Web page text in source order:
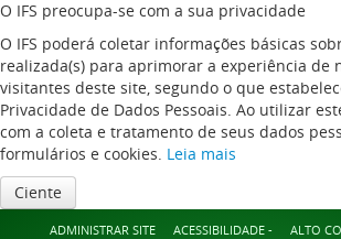
O IFS preocupa-se com a sua privacidade
O IFS poderá coletar informações básicas
realizada(s) para aprimorar a experiência de
visitantes deste site, segundo o que
Privacidade de Dados Pessoais. Ao utilizar
com a coleta e tratamento de seus dados
formulários e cookies. Leia mais
Ciente
ADMINISTRAR SITE ACESSIBILIDADE - ALTO